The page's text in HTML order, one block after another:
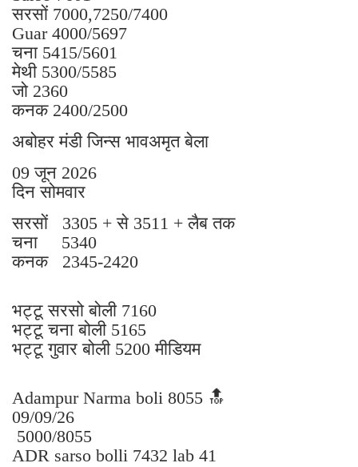
सरसों 7000,7250/7400
Guar 4000/5697
चना 5415/5601
मेथी 5300/5585
जो 2360
कनक 2400/2500
अबोहर मंडी जिन्स भावअमृत बेला
09 जून 2026
दिन सोमवार
सरसों 3305 + से 3511 + लैब तक
चना 5340
कनक 2345-2420
भट्टू सरसो बोली 7160
भट्टू चना बोली 5165
भट्टू गुवार बोली 5200 मीडियम
Adampur Narma boli 8055 🔝
09/09/26
5000/8055
ADR sarso bolli 7432 lab 41